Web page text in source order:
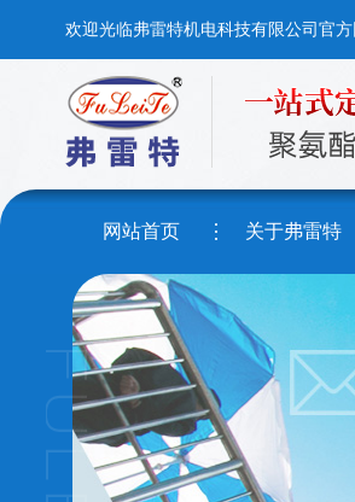
欢迎光临弗雷特机电科技有限公司官
网站首页 关于弗雷特